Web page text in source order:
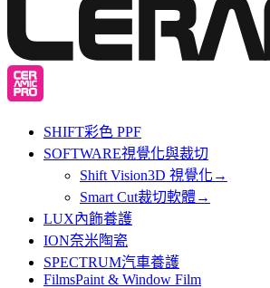
SHIFT彩色 PPF
SOFTWARE視覺化與裁切
Shift Vision3D 視覺化→
Smart Cut裁切軟體→
LUX內飾養護
ION奈米陶瓷
SPECTRUM汽車養護
FilmsPaint & Window Film